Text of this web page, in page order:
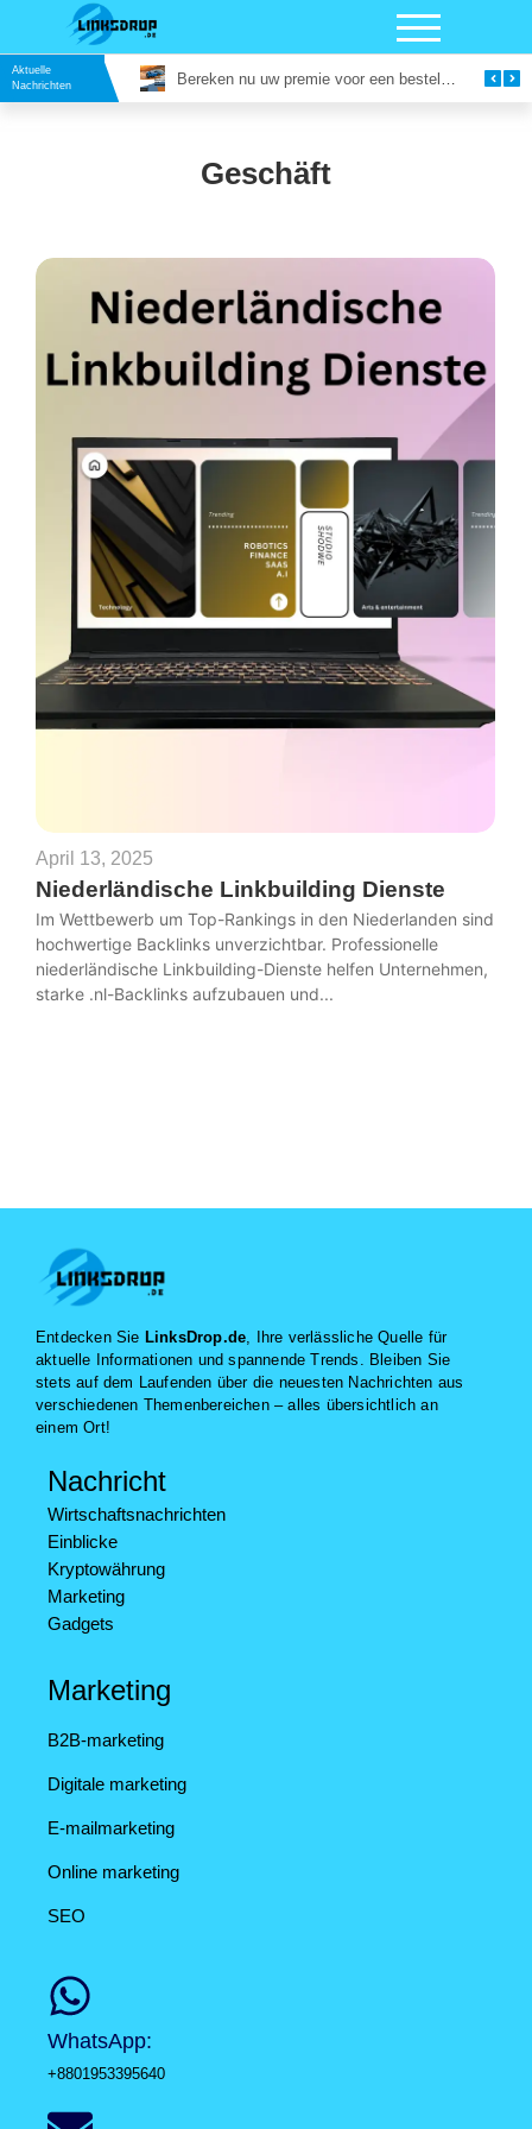
Aktuelle
Nachrichten
Geschäft
April 13, 2025
Niederländische Linkbuilding Dienste
Im Wettbewerb um Top-Rankings in den Niederlanden sind
hochwertige Backlinks unverzichtbar. Professionelle
niederländische Linkbuilding-Dienste helfen Unternehmen,
starke .nl-Backlinks aufzubauen und...
Entdecken Sie LinksDrop.de , Ihre verlässliche Quelle für
aktuelle Informationen und spannende Trends. Bleiben Sie
stets auf dem Laufenden über die neuesten Nachrichten aus
verschiedenen Themenbereichen – alles übersichtlich an
einem Ort!
Nachricht
Wirtschaftsnachrichten
Einblicke
Kryptowährung
Marketing
Gadgets
Marketing
B2B-marketing
Digitale marketing
E-mailmarketing
Online marketing
SEO
WhatsApp:
+8801953395640